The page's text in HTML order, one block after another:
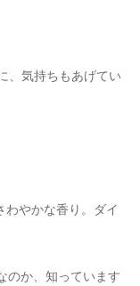
、気持ちもあげてい
わやかな香り。ダイ
のか、知っています